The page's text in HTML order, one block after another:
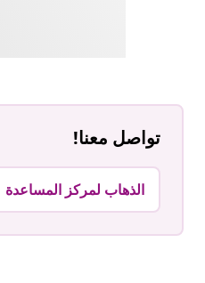
تواصل معنا!
الذهاب لمركز المساعدة